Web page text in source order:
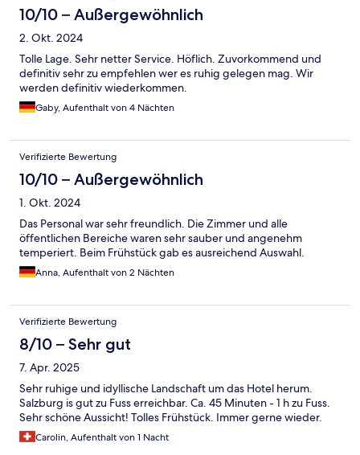
10/10 – Außergewöhnlich
2. Okt. 2024
Tolle Lage. Sehr netter Service. Höflich. Zuvorkommend und
definitiv sehr zu empfehlen wer es ruhig gelegen mag. Wir
werden definitiv wiederkommen.
Gaby, Aufenthalt von 4 Nächten
Verifizierte Bewertung
10/10 – Außergewöhnlich
1. Okt. 2024
Das Personal war sehr freundlich. Die Zimmer und alle
öffentlichen Bereiche waren sehr sauber und angenehm
temperiert. Beim Frühstück gab es ausreichend Auswahl.
Anna, Aufenthalt von 2 Nächten
Verifizierte Bewertung
8/10 – Sehr gut
7. Apr. 2025
Sehr ruhige und idyllische Landschaft um das Hotel herum.
Salzburg is gut zu Fuss erreichbar. Ca. 45 Minuten - 1 h zu Fuss.
Sehr schöne Aussicht! Tolles Frühstück. Immer gerne wieder.
Carolin, Aufenthalt von 1 Nacht